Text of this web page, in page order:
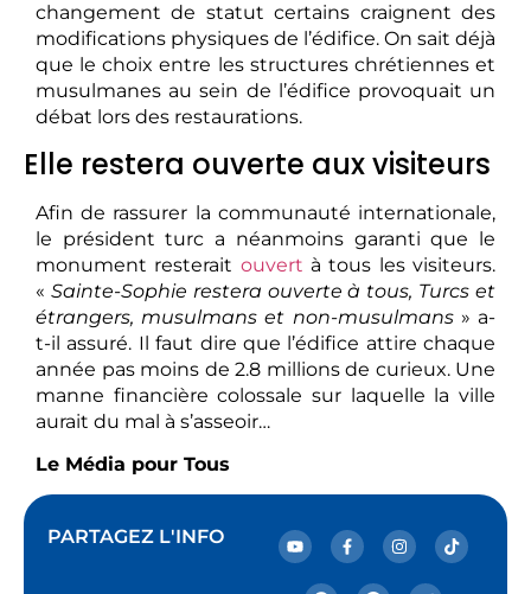
changement de statut certains craignent des
modifications physiques de l’édifice. On sait déjà
que le choix entre les structures chrétiennes et
musulmanes au sein de l’édifice provoquait un
débat lors des restaurations.
Elle restera ouverte aux visiteurs
Afin de rassurer la communauté internationale,
le président turc a néanmoins garanti que le
monument resterait ouvert à tous les visiteurs.
« Sainte-Sophie restera ouverte à tous, Turcs et
étrangers, musulmans et non-musulmans » a-
t-il assuré. Il faut dire que l’édifice attire chaque
année pas moins de 2.8 millions de curieux. Une
manne financière colossale sur laquelle la ville
aurait du mal à s’asseoir…
Le Média pour Tous
PARTAGEZ L'INFO